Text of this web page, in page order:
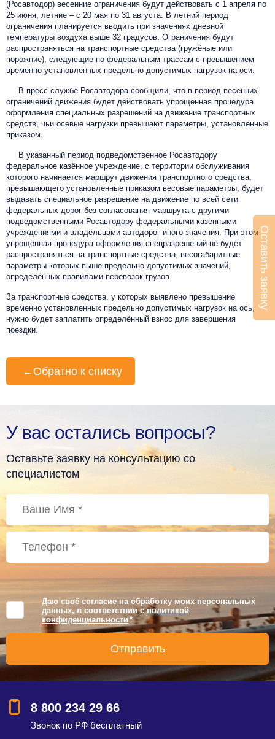
(Росавтодор) весенние ограничения будут действовать с 1 апреля по
25 июня, летние – с 20 мая по 31 августа. В летний период
ограничения планируется вводить при значениях дневной
температуры воздуха выше 32 градусов. Ограничения будут
распространяться на транспортные средства (гружёные или
порожние), следующие по федеральным трассам с превышением
временно установленных предельно допустимых нагрузок на оси.
В пресс-службе Росавтодора сообщили, что в период весенних
ограничений движения будет действовать упрощённая процедура
оформления специальных разрешений на движение транспортных
средств, чьи осевые нагрузки превышают параметры, установленные
приказом.
В указанный период подведомственное Росавтодору
федеральное казённое учреждение, с территории обслуживания
которого начинается маршрут движения транспортного средства,
превышающего установленные приказом весовые параметры, будет
выдавать специальное разрешение на движение по всей сети
федеральных дорог без согласования маршрута с другими
подведомственными Росавтодору федеральными казёнными
учреждениями и владельцами автодорог иного значения. При этом
упрощённая процедура оформления спецразрешений не будет
распространяться на транспортные средства, весогабаритные
параметры которых выше предельно допустимых значений,
определённых правилами перевозок грузов.
За транспортные средства, у которых выявлено превышение
временно установленных предельно допустимых нагрузок на ось,
нужно будет заплатить определённый взнос для завершения
поездки.
← Обратно к списку
У вас остались вопросы?
Оставьте заявку на консультацию со
специалистом
Даю своё согласие на обработку моих персональных
данных, в соответствии сполитикой
конфиденциальности *
8 800 234 29 66
Звонок по РФ бесплатный
Оставить заявку